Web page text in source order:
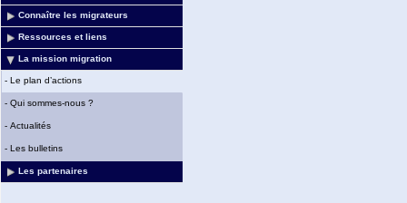
Connaître les migrateurs
Ressources et liens
La mission migration
- Le plan d’actions
- Qui sommes-nous ?
- Actualités
- Les bulletins
Les partenaires